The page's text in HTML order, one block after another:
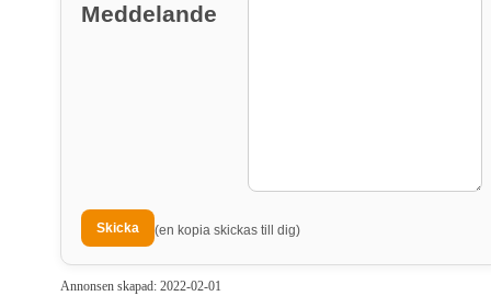
Meddelande
(en kopia skickas till dig)
Annonsen skapad: 2022-02-01